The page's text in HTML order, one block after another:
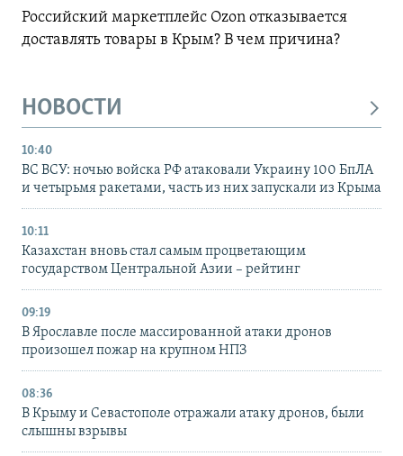
Российский маркетплейс Ozon отказывается
доставлять товары в Крым? В чем причина?
НОВОСТИ
10:40
ВС ВСУ: ночью войска РФ атаковали Украину 100 БпЛА
и четырьмя ракетами, часть из них запускали из Крыма
10:11
Казахстан вновь стал самым процветающим
государством Центральной Азии – рейтинг
09:19
В Ярославле после массированной атаки дронов
произошел пожар на крупном НПЗ
08:36
В Крыму и Севастополе отражали атаку дронов, были
слышны взрывы